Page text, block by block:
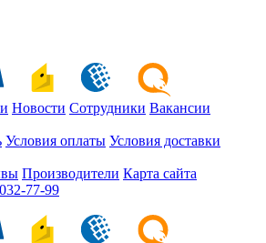
Новости Сотрудники Вакансии
Условия оплаты Условия доставки
Производители Карта сайта
77-99